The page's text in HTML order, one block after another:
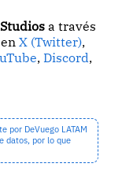
a través
enX (Twitter),
,Discord,
por DeVuego LATAM
datos, por lo que